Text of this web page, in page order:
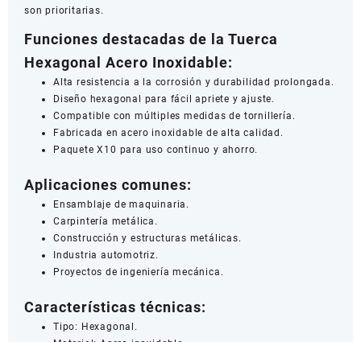
son prioritarias.
Funciones destacadas de la Tuerca
Hexagonal Acero Inoxidable:
Alta resistencia a la corrosión y durabilidad prolongada.
Diseño hexagonal para fácil apriete y ajuste.
Compatible con múltiples medidas de tornillería.
Fabricada en acero inoxidable de alta calidad.
Paquete X10 para uso continuo y ahorro.
Aplicaciones comunes:
Ensamblaje de maquinaria.
Carpintería metálica.
Construcción y estructuras metálicas.
Industria automotriz.
Proyectos de ingeniería mecánica.
Características técnicas:
Tipo: Hexagonal.